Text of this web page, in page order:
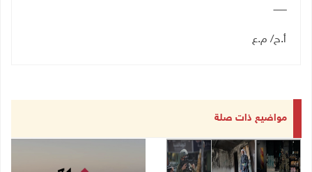
ـــــــــ
أ.ح/ م.ع
مواضيع ذات صلة